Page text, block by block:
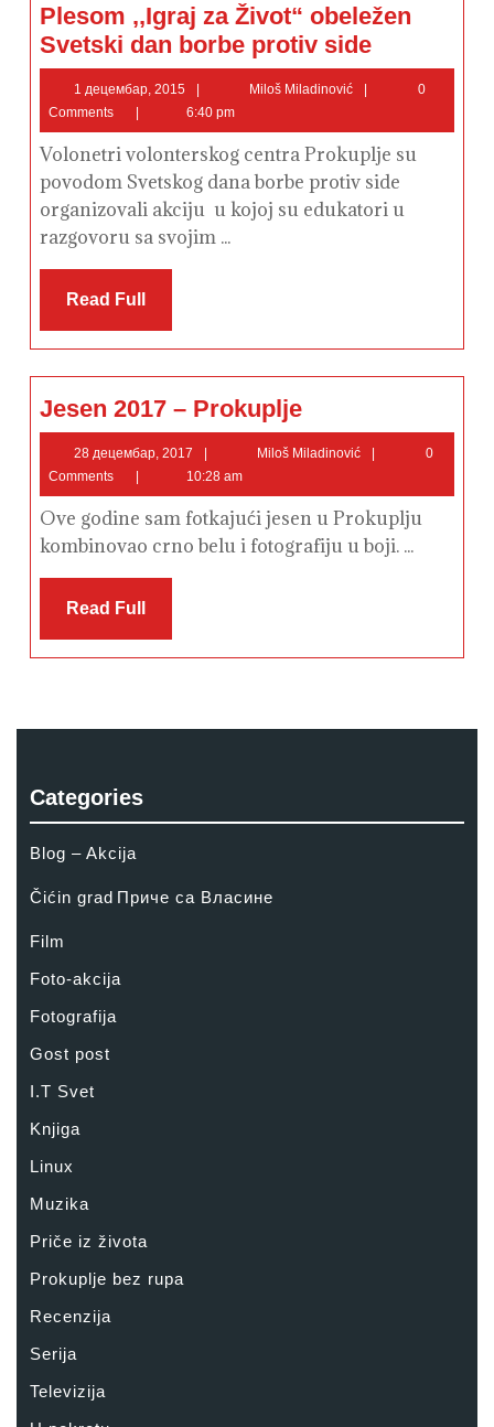
Plesom ,,Igraj za Život“ obeležen
Svetski dan borbe protiv side,,Igraj
za
obeležen
dan
borbe
protiv
side
1 децембар, 2015 Miloš Miladinović
0
Comments
6:40 pm
Volonetri volonterskog centra Prokuplje su
povodom Svetskog dana borbe protiv side
organizovali akciju u kojoj su edukatori u
razgovoru sa svojim ...
Read Full Read
Jesen 2017 – Prokuplje2017
–
Prokuplje
28 децембар, 2017 Miloš Miladinović
0
Comments
10:28 am
Ove godine sam fotkajući jesen u Prokuplju
kombinovao crno belu i fotografiju u boji. ...
Read Full Read
Categories
Blog – Akcija
Čićin grad Приче са Власине
Film
Foto-akcija
Fotografija
Gost post
I.T Svet
Knjiga
Linux
Muzika
Priče iz života
Prokuplje bez rupa
Recenzija
Serija
Televizija